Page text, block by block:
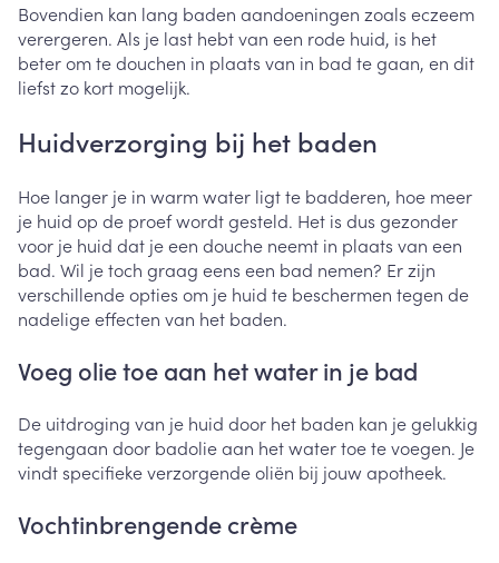
Bovendien kan lang baden aandoeningen zoals eczeem
verergeren. Als je last hebt van een rode huid, is het
beter om te douchen in plaats van in bad te gaan, en dit
liefst zo kort mogelijk.
Huidverzorging bij het baden
Hoe langer je in warm water ligt te badderen, hoe meer
je huid op de proef wordt gesteld. Het is dus gezonder
voor je huid dat je een douche neemt in plaats van een
bad. Wil je toch graag eens een bad nemen? Er zijn
verschillende opties om je huid te beschermen tegen de
nadelige effecten van het baden.
Voeg olie toe aan het water in je bad
De uitdroging van je huid door het baden kan je gelukkig
tegengaan door badolie aan het water toe te voegen. Je
vindt specifieke verzorgende oliën bij jouw apotheek.
Vochtinbrengende crème